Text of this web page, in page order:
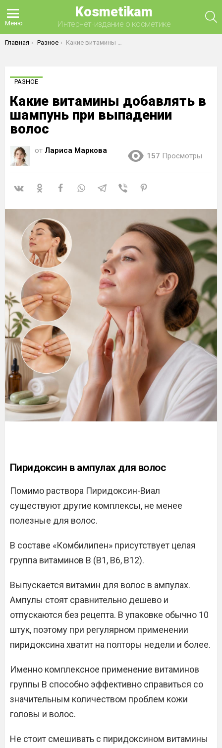
Меню
Kosmetikam
Интернет-издание о косметике
Вы здесь:
Главная Разное Какие витамины добавлять в шампунь при выпадении волос
РАЗНОЕ
Какие витамины добавлять в
шампунь при выпадении
волос
от Лариса Маркова
157 Просмотры
Пиридоксин в ампулах для волос
Помимо раствора Пиридоксин-Виал
существуют другие комплексы, не менее
полезные для волос.
В составе «Комбилипен» присутствует целая
группа витаминов В (В1, В6, В12).
Выпускается витамин для волос в ампулах.
Ампулы стоят сравнительно дешево и
отпускаются без рецепта. В упаковке обычно 10
штук, поэтому при регулярном применении
пиридоксина хватит на полторы недели и более.
Именно комплексное применение витаминов
группы В способно эффективно справиться со
значительным количеством проблем кожи
головы и волос.
Не стоит смешивать с пиридоксином витамины